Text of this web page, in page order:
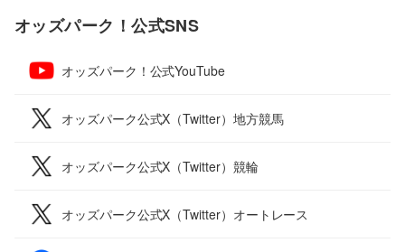
オッズパーク！公式SNS
オッズパーク！公式YouTube
オッズパーク公式X（Twitter）地方競馬
オッズパーク公式X（Twitter）競輪
オッズパーク公式X（Twitter）オートレース